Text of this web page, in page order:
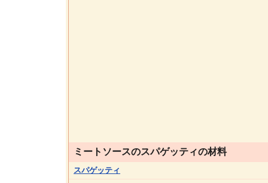
ミートソースのスパゲッティの材料
スパゲッティ